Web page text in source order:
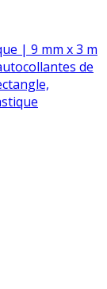
| 9 mm x 3 m
de